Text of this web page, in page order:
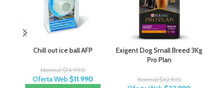
Chill out ice ball AFP
Normal$14.990
Oferta Web $11.990
Exigent Dog Small Breed 3Kg
Pro Plan
Normal$32.810